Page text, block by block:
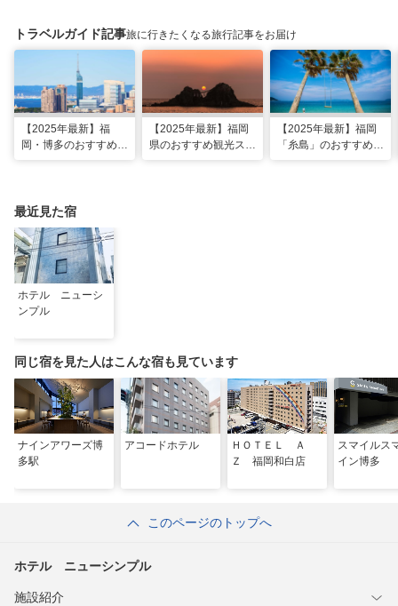
トラベルガイド記事旅に行きたくなる旅行記事をお届け
【2025年最新】福
岡・博多のおすすめ観
【2025年最新】福岡
県のおすすめ観光スポ
【2025年最新】福岡
「糸島」のおすすめ観
最近見た宿
ホテル ニューシ
ンプル
同じ宿を見た人はこんな宿も見ています
ナインアワーズ博
多駅
アコードホテル
ＨＯＴＥＬ Ａ
Ｚ 福岡和白店
スマイルス
イン博多
このページのトップへ
ホテル ニューシンプル
施設紹介